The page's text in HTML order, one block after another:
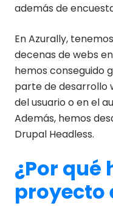
además de
En Azurally,
decenas de webs
hemos conseguido
parte de desarrollo
del usuario o en el
Además, hemos
Drupal Headless.
¿Por qué
proyecto